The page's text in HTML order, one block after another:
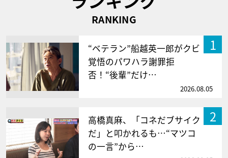
RANKING
1
“ベテラン”船越英一郎がクビ
覚悟のパワハラ謝罪拒
否！“後輩”だけ…
2026.08.05
2
高橋真麻、「コネだブサイク
だ」と叩かれるも…“マツコ
の一言”から…